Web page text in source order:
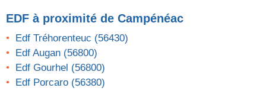
EDF à proximité de Campénéac
Edf Tréhorenteuc (56430)
Edf Augan (56800)
Edf Gourhel (56800)
Edf Porcaro (56380)